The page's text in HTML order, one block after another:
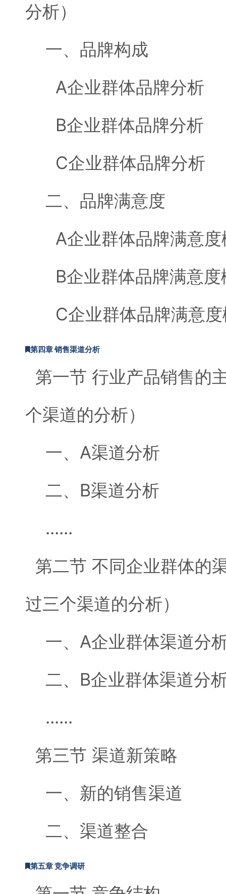
分析）
一、品牌构成
A企业群体品牌分析
B企业群体品牌分析
C企业群体品牌分析
二、品牌满意度
A企业群体品牌满意度
B企业群体品牌满意度
C企业群体品牌满意度
第四章 销售渠道分析
第一节 行业产品销售的
个渠道的分析）
一、A渠道分析
二、B渠道分析
......
第二节 不同企业群体的
过三个渠道的分析）
一、A企业群体渠道分
二、B企业群体渠道分
......
第三节 渠道新策略
一、新的销售渠道
二、渠道整合
第五章 竞争调研